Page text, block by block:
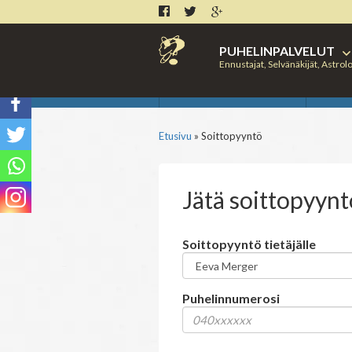
PUHELINPALVELUT
Ennustajat, Selvänäkijät,
Tietäjien esittelyt
Horoskooppimerkit
Kaikki Tajunnanvirta palvelut
Artikkelit ja Blogi
Etusivu » Soittopyyntö
Jätä
Soittopyyntö tietäjälle
Puhelinnumerosi